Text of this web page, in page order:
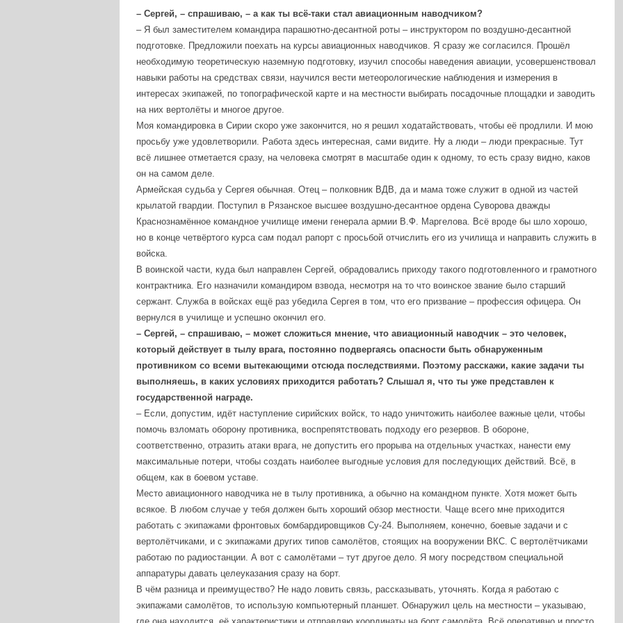
– Сергей, – спрашиваю, – а как ты всё-таки стал авиационным наводчиком?
– Я был заместителем командира парашютно-десантной роты – инструктором по воздушно-десантной
подготовке. Предложили поехать на курсы авиационных наводчиков. Я сразу же согласился. Прошёл
необходимую теоретическую наземную подготовку, изучил способы наведения авиации, усовершенствовал
навыки работы на средствах связи, научился вести метеорологические наблюдения и измерения в
интересах экипажей, по топографической карте и на местности выбирать посадочные площадки и заводить
на них вертолёты и многое другое.
Моя командировка в Сирии скоро уже закончится, но я решил ходатайствовать, чтобы её продлили. И мою
просьбу уже удовлетворили. Работа здесь интересная, сами видите. Ну а люди – люди прекрасные. Тут
всё лишнее отметается сразу, на человека смотрят в масштабе один к одному, то есть сразу видно, каков
он на самом деле.
Армейская судьба у Сергея обычная. Отец – полковник ВДВ, да и мама тоже служит в одной из частей
крылатой гвардии. Поступил в Рязанское высшее воздушно-десантное ордена Суворова дважды
Краснознамённое командное училище имени генерала армии В.Ф. Маргелова. Всё вроде бы шло хорошо,
но в конце четвёртого курса сам подал рапорт с просьбой отчислить его из училища и направить служить в
войска.
В воинской части, куда был направлен Сергей, обрадовались приходу такого подготовленного и грамотного
контрактника. Его назначили командиром взвода, несмотря на то что воинское звание было старший
сержант. Служба в войсках ещё раз убедила Сергея в том, что его призвание – профессия офицера. Он
вернулся в училище и успешно окончил его.
– Сергей, – спрашиваю, – может сложиться мнение, что авиационный наводчик – это человек,
который действует в тылу врага, постоянно подвергаясь опасности быть обнаруженным
противником со всеми вытекающими отсюда последствиями. Поэтому расскажи, какие задачи ты
выполняешь, в каких условиях приходится работать? Слышал я, что ты уже представлен к
государственной награде.
– Если, допустим, идёт наступление сирийских войск, то надо уничтожить наиболее важные цели, чтобы
помочь взломать оборону противника, воспрепятствовать подходу его резервов. В обороне,
соответственно, отразить атаки врага, не допустить его прорыва на отдельных участках, нанести ему
максимальные потери, чтобы создать наиболее выгодные условия для последующих действий. Всё, в
общем, как в боевом уставе.
Место авиационного наводчика не в тылу противника, а обычно на командном пункте. Хотя может быть
всякое. В любом случае у тебя должен быть хороший обзор местности. Чаще всего мне приходится
работать с экипажами фронтовых бомбардировщиков Су-24. Выполняем, конечно, боевые задачи и с
вертолётчиками, и с экипажами других типов самолётов, стоящих на вооружении ВКС. С вертолётчиками
работаю по радиостанции. А вот с самолётами – тут другое дело. Я могу посредством специальной
аппаратуры давать целеуказания сразу на борт.
В чём разница и преимущество? Не надо ловить связь, рассказывать, уточнять. Когда я работаю с
экипажами самолётов, то использую компьютерный планшет. Обнаружил цель на местности – указываю,
где она находится, её характеристики и отправляю координаты на борт самолёта. Всё оперативно и просто.
ЛогинилиРегистрация
Авторизация
Логин
Пароль
Запомнить меня